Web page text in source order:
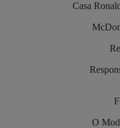
Casa
O